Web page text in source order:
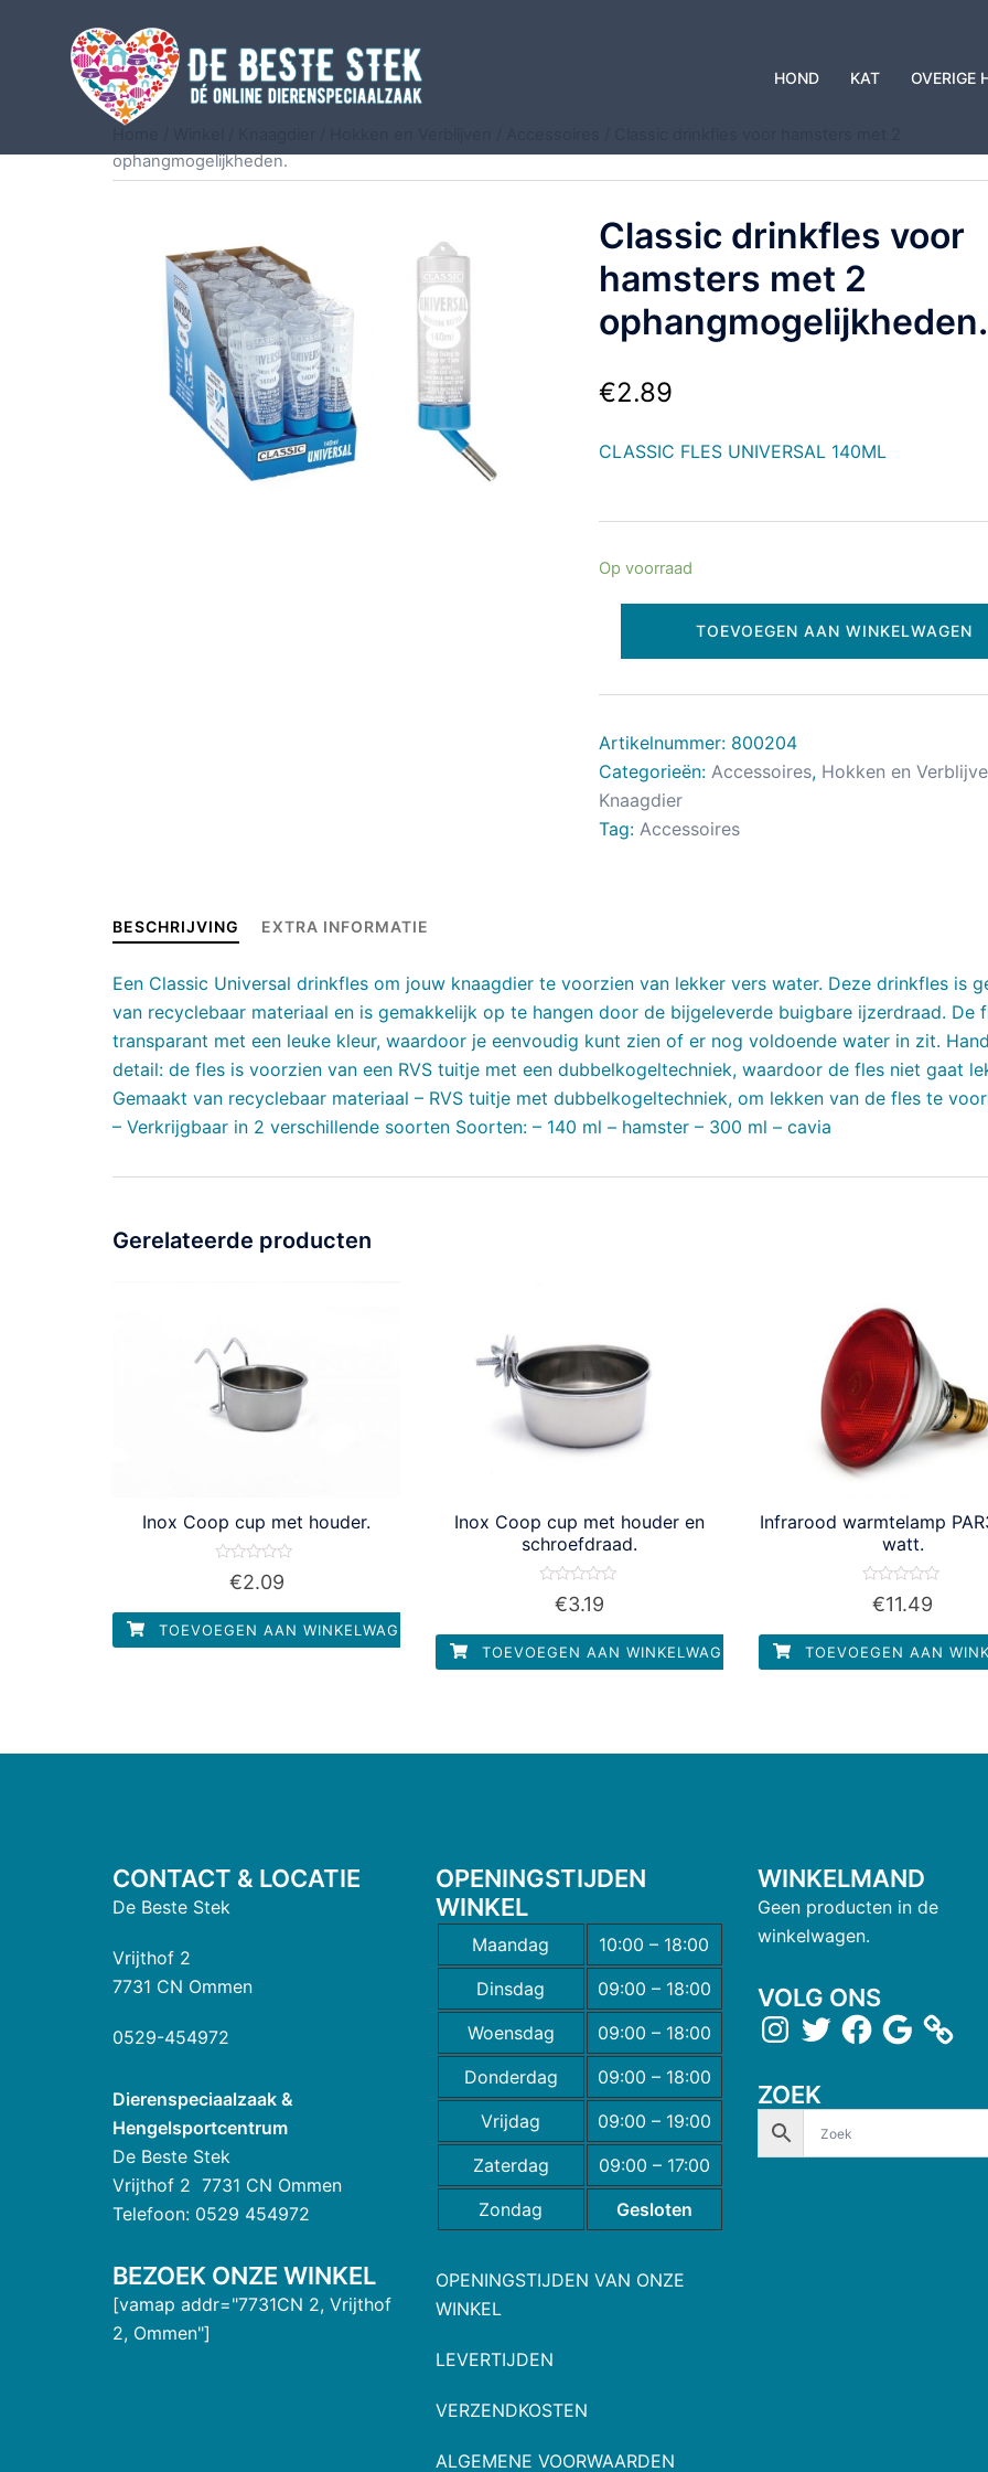
HOND KAT OVERIGE
ophangmogelijkheden.
Classic drinkfles voor
hamsters met 2
ophangmogelijkheden.
€2.89
CLASSIC FLES UNIVERSAL 140ML
Op voorraad
TOEVOEGEN AAN WINKELWAGEN
Artikelnummer: 800204
Categorieën: Accessoires, Hokken en
Knaagdier
Tag: Accessoires
BESCHRIJVING EXTRA INFORMATIE
Een Classic Universal drinkfles om jouw knaagdier te voorzien van lekker vers water. Deze drinkfles is
van recyclebaar materiaal en is gemakkelijk op te hangen door de bijgeleverde buigbare ijzerdraad. De
transparant met een leuke kleur, waardoor je eenvoudig kunt zien of er nog voldoende water in zit.
detail: de fles is voorzien van een RVS tuitje met een dubbelkogeltechniek, waardoor de fles niet gaat
Gemaakt van recyclebaar materiaal – RVS tuitje met dubbelkogeltechniek, om lekken van de fles te
– Verkrijgbaar in 2 verschillende soorten Soorten: – 140 ml – hamster – 300 ml – cavia
Gerelateerde producten
Inox Coop cup met houder.
Waardering
5
€2.09
TOEVOEGEN AAN WINKELWAGEN
Inox Coop cup met houder en
schroefdraad.
Waardering
5
€3.19
TOEVOEGEN AAN WINKELWAGEN
Infrarood warmtelamp
watt.
Waardering
5
€11.49
TOEVOEGEN AAN
CONTACT & LOCATIE
De Beste Stek
Vrijthof 2
7731 CN Ommen
0529-454972
Dierenspeciaalzaak &
Hengelsportcentrum
De Beste Stek
Vrijthof 2 7731 CN Ommen
Telefoon: 0529 454972
BEZOEK ONZE WINKEL
[vamap addr="7731CN 2, Vrijthof
2, Ommen"]
OPENINGSTIJDEN
WINKEL
Maandag
10:00 – 18:00
Dinsdag
09:00 – 18:00
Woensdag
09:00 – 18:00
Donderdag
09:00 – 18:00
Vrijdag
09:00 – 19:00
Zaterdag
09:00 – 17:00
Zondag
Gesloten
OPENINGSTIJDEN VAN ONZE
WINKEL
LEVERTIJDEN
VERZENDKOSTEN
ALGEMENE VOORWAARDEN
WINKELMAND
Geen producten in de
winkelwagen.
VOLG ONS
ZOEK